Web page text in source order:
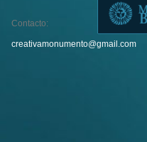
Contacto:
creativamonumento@gmail.com